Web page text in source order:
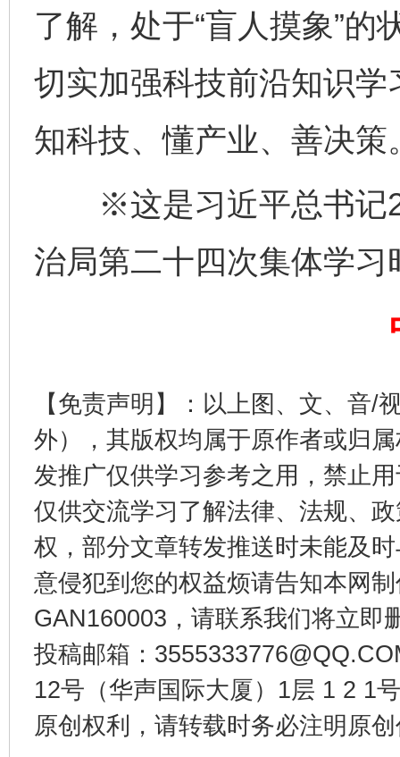
了解，处于“盲人摸象”
切实加强科技前沿知识
知科技、懂产业、善决策
※这是习近平总书记
治局第二十四次集体学
【免责声明】：以上图、文、音/
外），其版权均属于原作者或归
发推广仅供学习参考之用，禁止
仅供交流学习了解法律、法规、
权，部分文章转发推送时未能及
意侵犯到您的权益烦请告知本网
GAN160003，请联系我们将立即
投稿邮箱：
12号（华声国际大厦）1层 1 2 1
原创权利，请转载时务必注明原
完善运行机制助力责任有效落实 一纸欠
东山县通报“牛蛙产品抗生素超标问题” 法
千年窑火 生生不息 一